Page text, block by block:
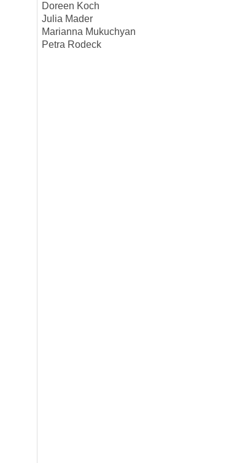
Doreen Koch
Julia Mader
Marianna Mukuchyan
Petra Rodeck